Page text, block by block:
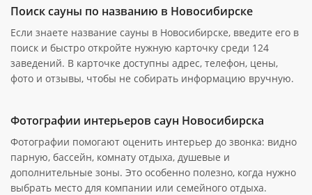
Поиск сауны по названию в Новосибирске
Если знаете название сауны в Новосибирске, введите его в
поиск и быстро откройте нужную карточку среди 124
заведений. В карточке доступны адрес, телефон, цены,
фото и отзывы, чтобы не собирать информацию вручную.
Фотографии интерьеров саун Новосибирска
Фотографии помогают оценить интерьер до звонка: видно
парную, бассейн, комнату отдыха, душевые и
дополнительные зоны. Это особенно полезно, когда нужно
выбрать место для компании или семейного отдыха.